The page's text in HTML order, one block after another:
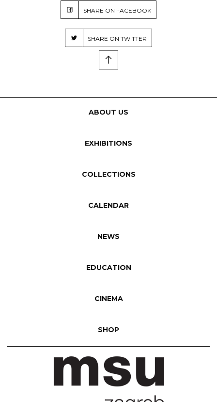
SHARE ON FACEBOOK
SHARE ON TWITTER
ABOUT US
EXHIBITIONS
COLLECTIONS
CALENDAR
NEWS
EDUCATION
CINEMA
SHOP